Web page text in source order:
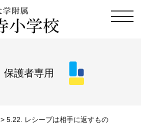
保護者専用
> 5.22. レシーブは相手に返すもの